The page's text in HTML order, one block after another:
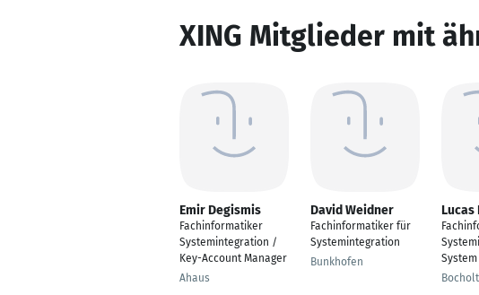
XING Mitglieder mit
Emir Degismis
Fachinformatiker
Systemintegration /
Key-Account Manager
Ahaus
David Weidner
Fachinformatiker für
Systemintegration
Bunkhofen
Lucas
Bocholt